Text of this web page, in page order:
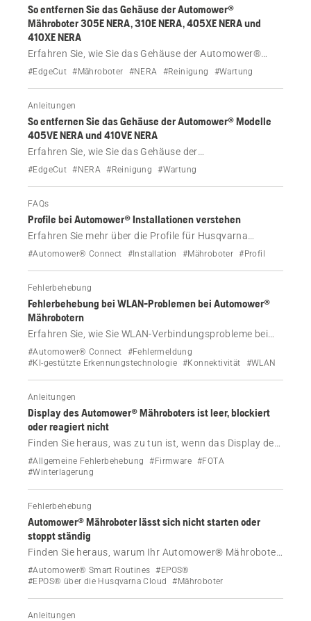
So entfernen Sie das Gehäuse der Automower®
Mähroboter 305E NERA, 310E NERA, 405XE NERA und
410XE NERA
Erfahren Sie, wie Sie das Gehäuse der Automower®
Modelle 305E NERA, 310E NERA, 405XE NERA und
#EdgeCut #Mähroboter #NERA #Reinigung #Wartung
Anleitungen
So entfernen Sie das Gehäuse der Automower® Modelle
405VE NERA und 410VE NERA
Erfahren Sie, wie Sie das Gehäuse der
Automower® Modelle 405VE NERA und 410VE NERA,
#EdgeCut #NERA #Reinigung #Wartung
FAQs
Profile bei Automower® Installationen verstehen
Erfahren Sie mehr über die Profile für Husqvarna
Automower® Installationen, über deren Vorzüge und
für verschiedene Standorte und
Begrenzungsinstallationen und Verbindungsarten.
#Automower® Connect #Installation #Mähroboter #Profil
Fehlerbehebung
Fehlerbehebung bei WLAN-Problemen bei Automower®
Mährobotern
Erfahren Sie, wie Sie WLAN-Verbindungsprobleme bei
Ihrem Automower® Mähroboter beheben. Einfache
Schritte, um die Verbindung wiederherzustellen, damit
#Automower® Connect
#Fehlermeldung
#KI-gestützte Erkennungstechnologie #Konnektivität #WLAN
Anleitungen
Display des Automower® Mähroboters ist leer, blockiert
oder reagiert nicht
Finden Sie heraus, was zu tun ist, wenn das Display des
Automower® Mähroboters schwarz, leer oder blockiert
ist oder auf einem Firmware-Update-Bildschirm
kontaktieren müssen.
#Allgemeine Fehlerbehebung #Firmware #FOTA
#Winterlagerung
Fehlerbehebung
Automower® Mähroboter lässt sich nicht starten oder
stoppt ständig
Finden Sie heraus, warum Ihr Automower® Mähroboter
nicht startet, mitten im Mähvorgang trotz vorhandener
Akkuleistung stehen bleibt, „Auf dem Weg“ anzeigt, sich
#Automower® Smart Routines
#EPOS®
#EPOS® über die Husqvarna Cloud
#Mähroboter
Anleitungen